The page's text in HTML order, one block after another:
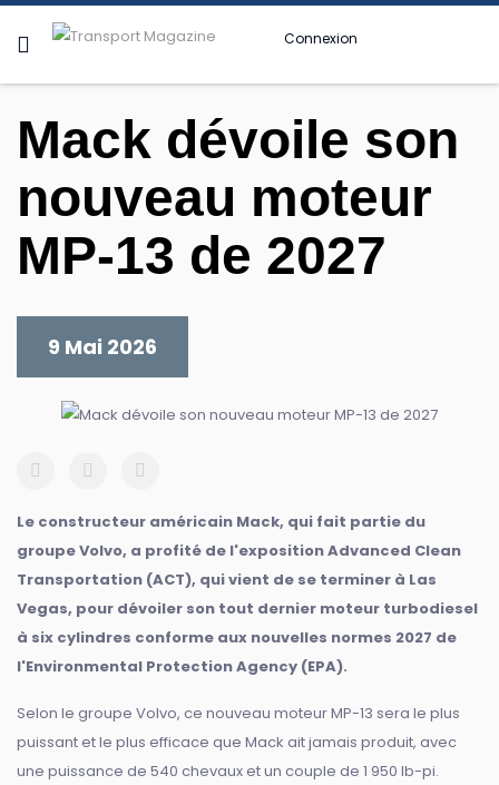
Connexion
Mack dévoile son
nouveau moteur
MP-13 de 2027
9 Mai 2026
Le constructeur américain Mack, qui fait partie du
groupe Volvo, a profité de l'exposition Advanced Clean
Transportation (ACT), qui vient de se terminer à Las
Vegas, pour dévoiler son tout dernier moteur turbodiesel
à six cylindres conforme aux nouvelles normes 2027 de
l'Environmental Protection Agency (EPA).
Selon le groupe Volvo, ce nouveau moteur MP-13 sera le plus
puissant et le plus efficace que Mack ait jamais produit, avec
une puissance de 540 chevaux et un couple de 1 950 lb-pi.